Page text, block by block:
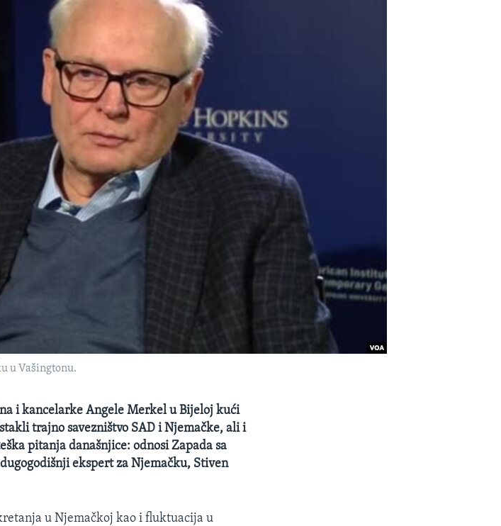
u Vašingtonu.
i kancelarke Angele Merkel u Bijeloj kući
trajno savezništvo SAD i Njemačke, ali i
pitanja današnjice: odnosi Zapada sa
ekspert za Njemačku, Stiven
u Njemačkoj kao i fluktuacija u